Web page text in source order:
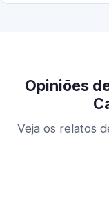
Opiniões
Veja os relatos